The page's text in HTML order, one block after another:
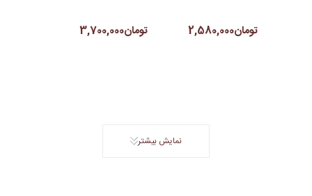
تومان2,580,000 تومان3,700,000
نمایش بیشتر